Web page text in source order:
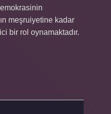
meşruiyetine kadar
bir rol oynamaktadır.